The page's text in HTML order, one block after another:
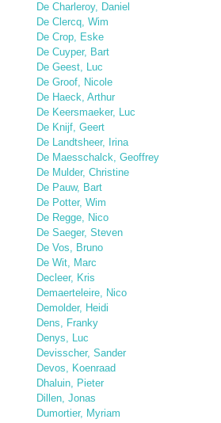
De Charleroy, Daniel
De Clercq, Wim
De Crop, Eske
De Cuyper, Bart
De Geest, Luc
De Groof, Nicole
De Haeck, Arthur
De Keersmaeker, Luc
De Knijf, Geert
De Landtsheer, Irina
De Maesschalck, Geoffrey
De Mulder, Christine
De Pauw, Bart
De Potter, Wim
De Regge, Nico
De Saeger, Steven
De Vos, Bruno
De Wit, Marc
Decleer, Kris
Demaerteleire, Nico
Demolder, Heidi
Dens, Franky
Denys, Luc
Devisscher, Sander
Devos, Koenraad
Dhaluin, Pieter
Dillen, Jonas
Dumortier, Myriam